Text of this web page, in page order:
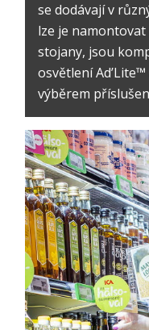
se dodávají v
lze je
stojany, jsou
osvětlení
výběrem